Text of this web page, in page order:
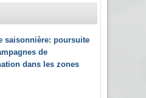
saisonnière: poursuite
de
dans les zones